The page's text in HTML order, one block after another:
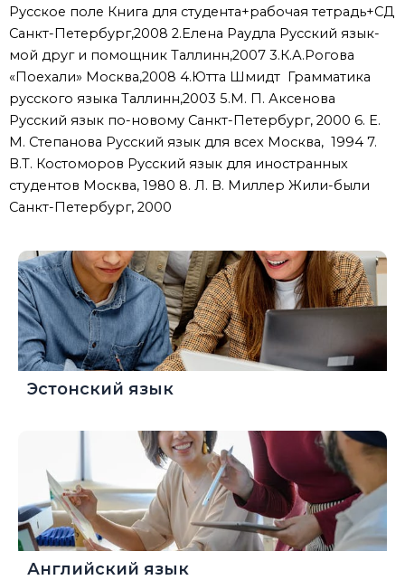
Русское поле Книга для студента+рабочая тетрадь+СД
Санкт-Петербург,2008 2.Елена Раудла Русский язык-
мой друг и помощник Таллинн,2007 3.К.А.Рогова
«Поехали» Москва,2008 4.Ютта Шмидт Грамматика
русского языка Таллинн,2003 5.М. П. Аксенова
Русский язык по-новому Санкт-Петербург, 2000 6. Е.
М. Степанова Русский язык для всех Москва, 1994 7.
В.Т. Костоморов Русский язык для иностранных
студентов Москва, 1980 8. Л. В. Миллер Жили-были
Санкт-Петербург, 2000
Эстонский язык
Английский язык